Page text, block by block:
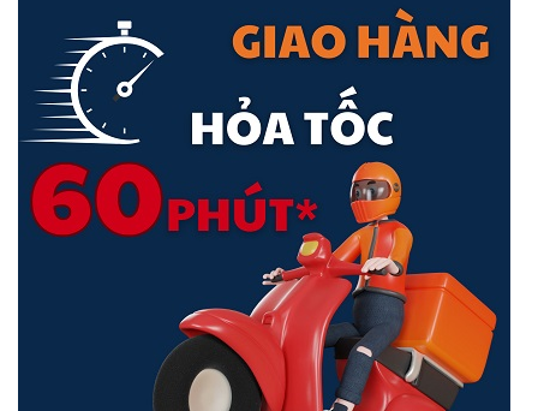
Forwarding Rate 39 Mpps
Supported VLANs
MAC Address Table Size 8,000
Packet Buffer Size
25W (Excluding PoE Output)
120W (Including PoE Output)
Universal input, 100—240V
AC, 50/60 Hz